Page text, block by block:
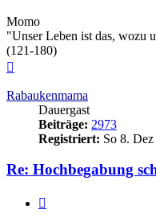
Momo
"Unser Leben ist das, wozu
(121-180)
Rabaukenmama
Dauergast
Beiträge: 2973
Registriert: So 8.
Re: Hochbegabung